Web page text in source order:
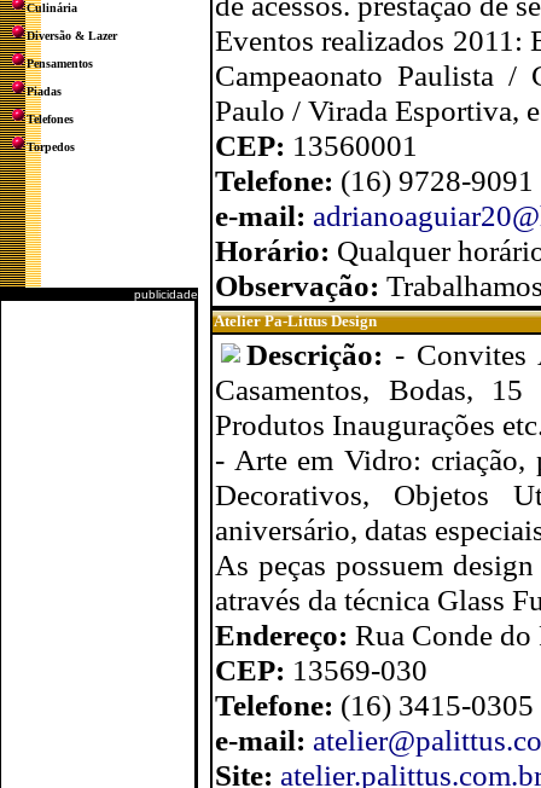
Culinária
Diversão & Lazer
Pensamentos
Piadas
Telefones
Torpedos
publicidade
Eventos realizados 2011:
Campeaonato Paulista
Paulo / Virada Esportiva,
CEP: 13560001
Telefone: (16) 9728-9091
e-mail:
Horário: Qualquer
Observação:
Atelier Pa-Littus Design
Descrição: - Convites
Casamentos, Bodas,
Produtos Inaugurações
- Arte em Vidro: criação,
Decorativos, Objetos
aniversário, datas
As peças possuem
através da técnica Glass
Endereço: Rua Conde
CEP: 13569-030
Telefone: (16) 3415-0305
e-mail:
Site: